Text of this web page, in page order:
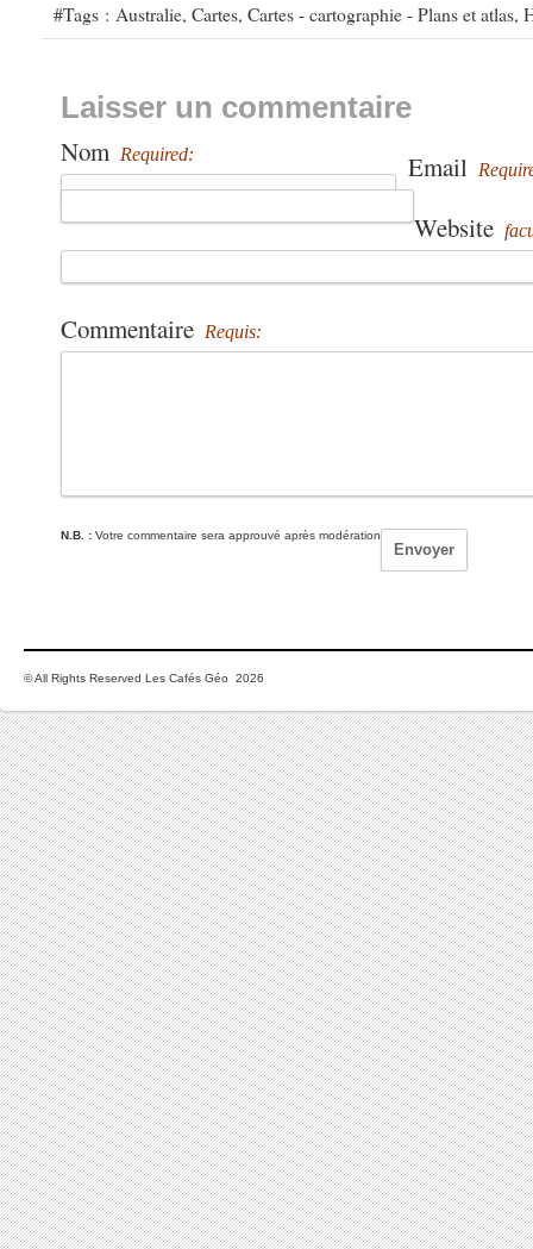
#Tags : Australie, Cartes, Cartes - cartographie - Plans et atlas,
Laisser un commentaire
Nom Required: Email
Website
Commentaire Requis:
N.B. : Votre commentaire sera approuvé après modération
© All Rights Reserved Les Cafés Géo 2026